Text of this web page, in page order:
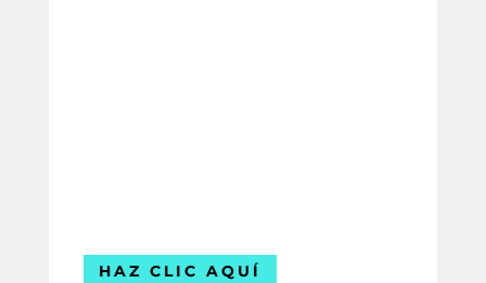
HAZ CLIC AQUÍ